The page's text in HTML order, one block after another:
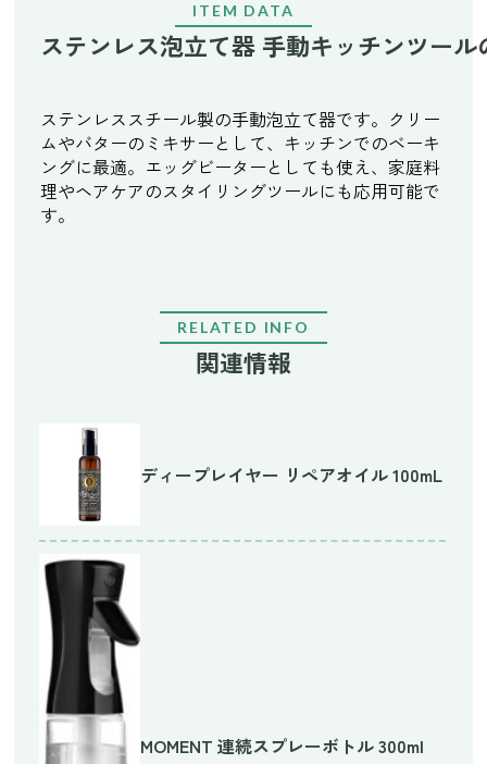
ITEM DATA
ステンレス泡立て器 手動キッチンツール
ステンレススチール製の手動泡立て器です。クリー
ムやバターのミキサーとして、キッチンでのベーキ
ングに最適。エッグビーターとしても使え、家庭料
理やヘアケアのスタイリングツールにも応用可能で
す。
RELATED INFO
関連情報
ディープレイヤー リペアオイル 100mL
MOMENT 連続スプレーボトル 300ml